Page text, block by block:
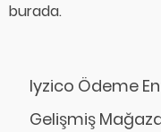
burada.
Iyzico Ödeme
Gelişmiş